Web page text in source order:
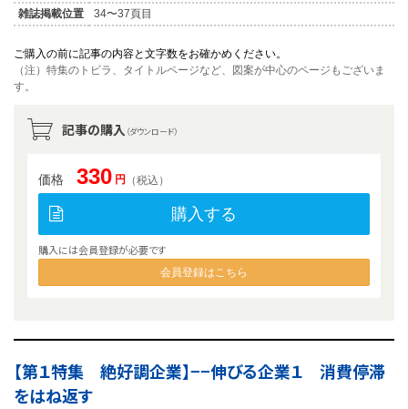
雑誌掲載位置
34〜37頁目
ご購入の前に記事の内容と文字数をお確かめください。
（注）特集のトビラ、タイトルページなど、図案が中心のページもございま
す。
記事の購入 （ダウンロード）
価格 330 円 （税込）
購入する
購入には会員登録が必要です
会員登録はこちら
【第１特集 絶好調企業】−−伸びる企業１ 消費停滞
をはね返す